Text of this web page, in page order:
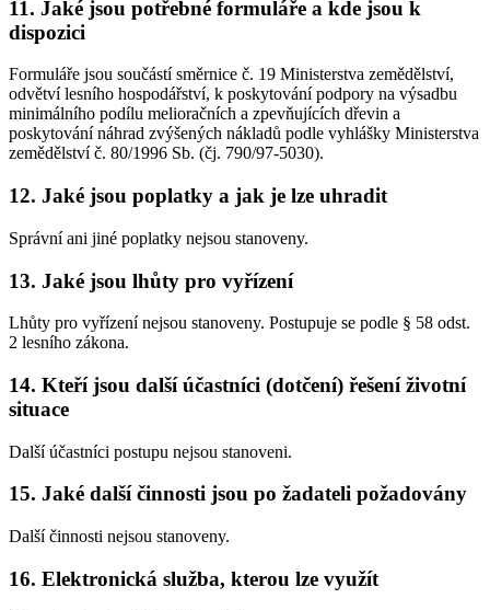
11. Jaké jsou potřebné formuláře a kde jsou k
dispozici
Formuláře jsou součástí směrnice č. 19 Ministerstva zemědělství,
odvětví lesního hospodářství, k poskytování podpory na výsadbu
minimálního podílu melioračních a zpevňujících dřevin a
poskytování náhrad zvýšených nákladů podle vyhlášky Ministerstva
zemědělství č. 80/1996 Sb. (čj. 790/97-5030).
12. Jaké jsou poplatky a jak je lze uhradit
Správní ani jiné poplatky nejsou stanoveny.
13. Jaké jsou lhůty pro vyřízení
Lhůty pro vyřízení nejsou stanoveny. Postupuje se podle § 58 odst.
2 lesního zákona.
14. Kteří jsou další účastníci (dotčení) řešení životní
situace
Další účastníci postupu nejsou stanoveni.
15. Jaké další činnosti jsou po žadateli požadovány
Další činnosti nejsou stanoveny.
16. Elektronická služba, kterou lze využít